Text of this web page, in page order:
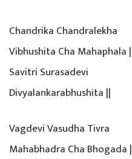
Chandrika Chandralekha
Vibhushita Cha Mahaphala |
Savitri Surasadevi
Divyalankarabhushita ||
Vagdevi Vasudha Tivra
Mahabhadra Cha Bhogada |